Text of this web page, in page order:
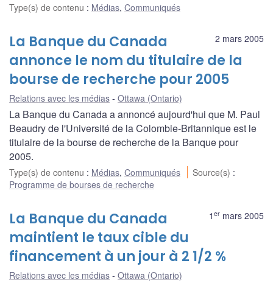
Type(s) de contenu : Médias, Communiqués
2 mars 2005
La Banque du Canada
annonce le nom du titulaire de la
bourse de recherche pour 2005
Relations avec les médias Ottawa (Ontario)
La Banque du Canada a annoncé aujourd'hui que M. Paul
Beaudry de l'Université de la Colombie-Britannique est le
titulaire de la bourse de recherche de la Banque pour
2005.
Type(s) de contenu : Médias, Communiqués Source(s) :
Programme de bourses de recherche
1 er mars 2005
La Banque du Canada
maintient le taux cible du
financement à un jour à 2 1/2 %
Relations avec les médias Ottawa (Ontario)